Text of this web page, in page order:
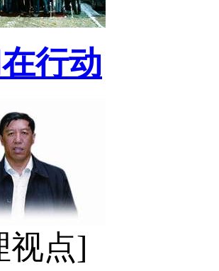
行动
视点]